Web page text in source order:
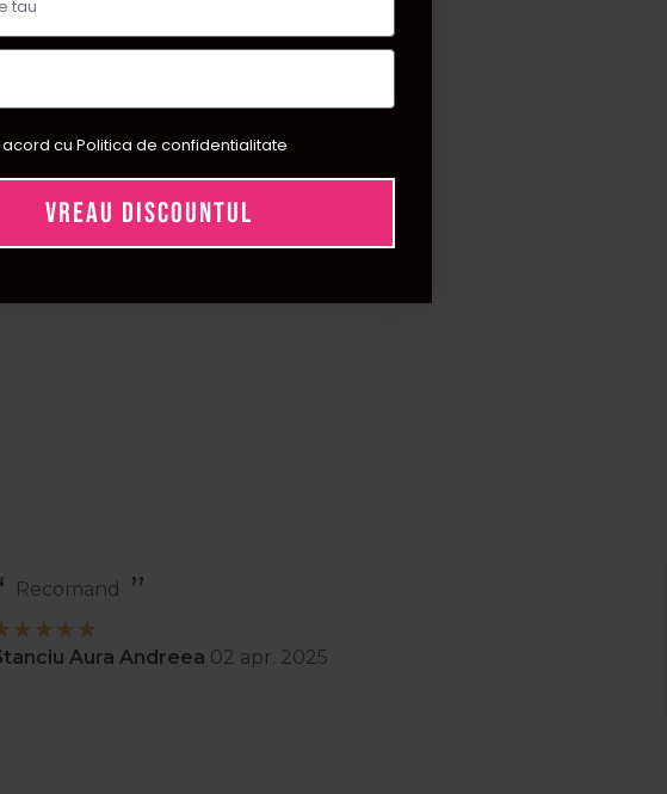
acasa, datorita cantitatii generoase si formulei profesionale cu fixare
fiind eficient pentru toate tipurile de par - si tine luni de zile!
sau cocuri relaxate. Ofera sustinere usoara, fara senzatie de rigiditate,
si stil in acelasi timp 💁‍♀️
Recomand
Aura Andreea 02 apr. 2025
acord cu Politica de confidentialitate
VREAU DISCOUNTUL